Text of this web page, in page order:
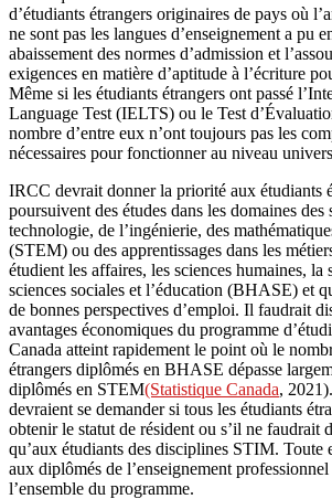
d’étudiants étrangers originaires de pays où
ne sont pas les langues d’enseignement a pu
abaissement des normes d’admission et
exigences en matière d’aptitude à l’écriture
Même si les étudiants étrangers ont passé
Language Test (IELTS) ou le Test
nombre d’entre eux n’ont toujours pas les
nécessaires pour fonctionner au niveau
IRCC devrait donner la priorité aux étudiants
poursuivent des études dans les domaines des
technologie, de l’ingénierie, des
(STEM) ou des apprentissages dans les
étudient les affaires, les sciences humaines, la
sciences sociales et l’éducation (BHASE) et
de bonnes perspectives d’emploi. Il faudrait
avantages économiques du programme
Canada atteint rapidement le point où le
étrangers diplômés en BHASE dépasse
diplômés en STEM(Statistique Canada,
devraient se demander si tous les étudiants
obtenir le statut de résident ou s’il ne faudrait
qu’aux étudiants des disciplines STIM. Toute
aux diplômés de l’enseignement
l’ensemble du programme.